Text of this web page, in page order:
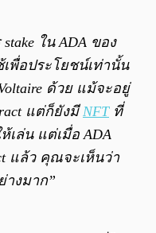
ใน ADA ของ
พื่อประโยชน์เท่านั้น
ด้วย แม้จะอยู่
แต่ก็ยังมีNFTที่
ล่น แต่เมื่อ ADA
แล้ว คุณจะเห็นว่า
างมาก”